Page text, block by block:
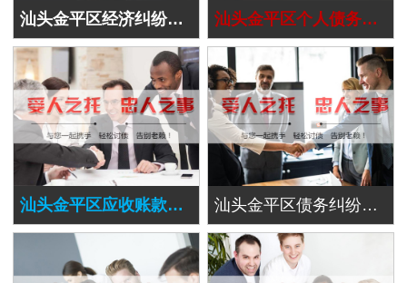
汕头金平区经济纠纷处理 汕头金平区个人债务追讨
汕头金平区应收账款追讨 汕头金平区债务纠纷处理